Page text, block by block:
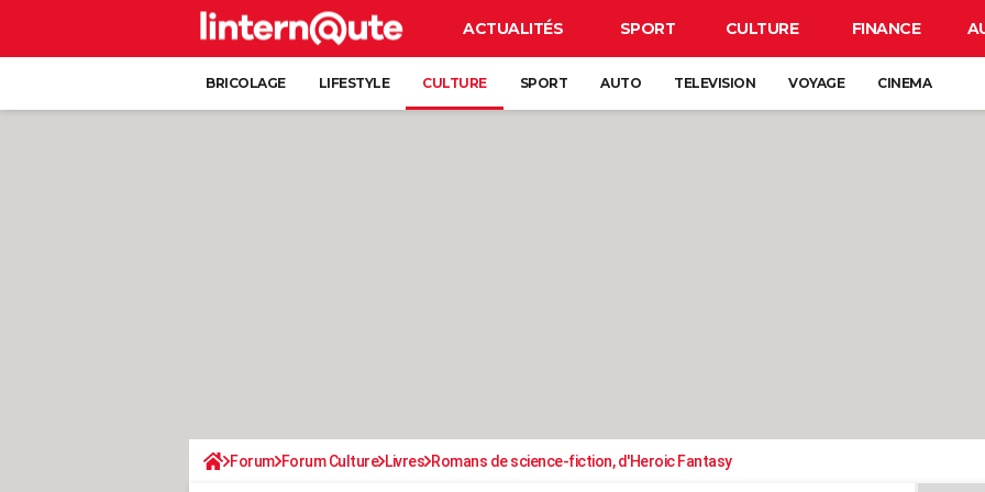
ACTUALITÉS SPORT CULTURE FINANCE
BRICOLAGE LIFESTYLE CULTURE SPORT AUTO TELEVISION VOYAGE CINEMA
Forum Forum Culture Livres Romans de science-fiction, d'Heroic Fantasy